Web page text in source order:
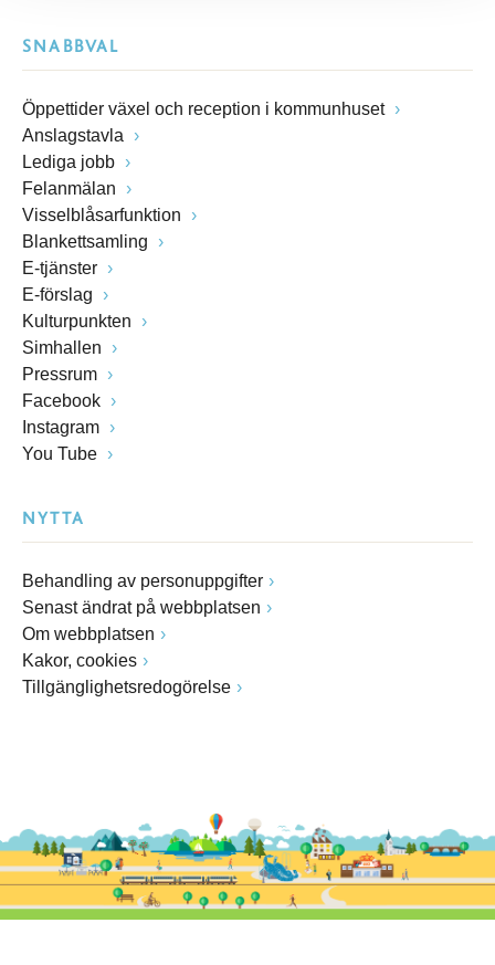
SNABBVAL
Öppettider växel och reception i kommunhuset
Anslagstavla
Lediga jobb
Felanmälan
Visselblåsarfunktion
Blankettsamling
E-tjänster
E-förslag
Kulturpunkten
Simhallen
Pressrum
Facebook
Instagram
You Tube
NYTTA
Behandling av personuppgifter
Senast ändrat på webbplatsen
Om webbplatsen
Kakor, cookies
Tillgänglighetsredogörelse